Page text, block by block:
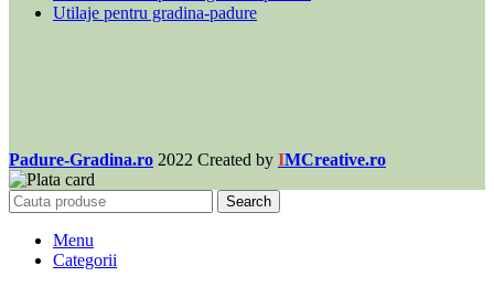
Utilaje pentru gradina-padure
Padure-Gradina.ro 2022 Created by IMCreative.ro
Search
Menu
Categorii